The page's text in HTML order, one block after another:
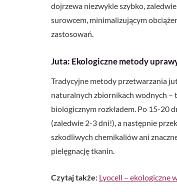
dojrzewa niezwykle szybko,
surowcem, minimalizującym
zastosowań.
Juta: Ekologiczne metody
Tradycyjne metody przetwarzania
naturalnych zbiornikach wodnych –
biologicznym rozkładem. Po 15-20
(zaledwie 2-3 dni!), a następnie
szkodliwych chemikaliów ani
pielęgnację tkanin.
Czytaj także: Lyocell – ekologiczne